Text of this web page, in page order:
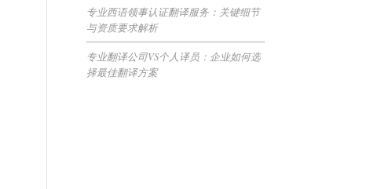
专业西语领事认证翻译服务：关键细节
与资质要求解析
专业翻译公司VS个人译员：企业如何选
择最佳翻译方案